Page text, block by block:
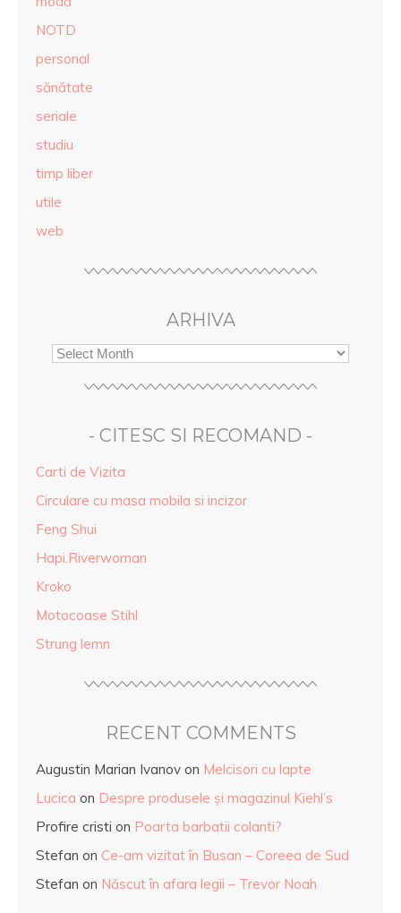
NOTD
personal
sănătate
seriale
studiu
timp liber
utile
web
ARHIVA
- CITESC SI RECOMAND -
Carti de Vizita
Circulare cu masa mobila si incizor
Feng Shui
Hapi.Riverwoman
Kroko
Motocoase Stihl
Strung lemn
RECENT COMMENTS
Augustin Marian Ivanov on Melcisori cu lapte
Lucica on Despre produsele și magazinul Kiehl’s
Profire cristi on Poarta barbatii colanti?
Stefan on Ce-am vizitat în Busan – Coreea de Sud
Stefan on Născut în afara legii – Trevor Noah